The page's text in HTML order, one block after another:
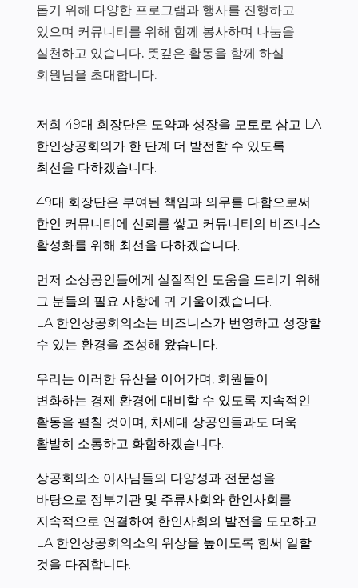
돕기 위해 다양한 프로그램과 행사를 진행하고
있으며 커뮤니티를 위해 함께 봉사하며 나눔을
실천하고 있습니다. 뜻깊은 활동을 함께 하실
회원님을 초대합니다.
저희 49대 회장단은 도약과 성장을 모토로 삼고 LA
한인상공회의가 한 단계 더 발전할 수 있도록
최선을 다하겠습니다.
49대 회장단은 부여된 책임과 의무를 다함으로써
한인 커뮤니티에 신뢰를 쌓고 커뮤니티의 비즈니스
활성화를 위해 최선을 다하겠습니다.
먼저 소상공인들에게 실질적인 도움을 드리기 위해
그 분들의 필요 사항에 귀 기울이겠습니다.
LA 한인상공회의소는 비즈니스가 번영하고 성장할
수 있는 환경을 조성해 왔습니다.
우리는 이러한 유산을 이어가며, 회원들이
변화하는 경제 환경에 대비할 수 있도록 지속적인
활동을 펼칠 것이며, 차세대 상공인들과도 더욱
활발히 소통하고 화합하겠습니다.
상공회의소 이사님들의 다양성과 전문성을
바탕으로 정부기관 및 주류사회와 한인사회를
지속적으로 연결하여 한인사회의 발전을 도모하고
LA 한인상공회의소의 위상을 높이도록 힘써 일할
것을 다짐합니다.